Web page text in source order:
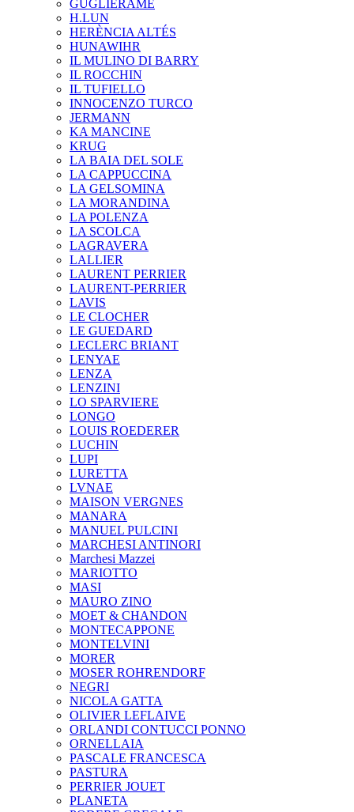
GUGLIERAME
H.LUN
HERÈNCIA ALTÉS
HUNAWIHR
IL MULINO DI BARRY
IL ROCCHIN
IL TUFIELLO
INNOCENZO TURCO
JERMANN
KA MANCINE
KRUG
LA BAIA DEL SOLE
LA CAPPUCCINA
LA GELSOMINA
LA MORANDINA
LA POLENZA
LA SCOLCA
LAGRAVERA
LALLIER
LAURENT PERRIER
LAURENT-PERRIER
LAVIS
LE CLOCHER
LE GUEDARD
LECLERC BRIANT
LENYAE
LENZA
LENZINI
LO SPARVIERE
LONGO
LOUIS ROEDERER
LUCHIN
LUPI
LURETTA
LVNAE
MAISON VERGNES
MANARA
MANUEL PULCINI
MARCHESI ANTINORI
Marchesi Mazzei
MARIOTTO
MASI
MAURO ZINO
MOET & CHANDON
MONTECAPPONE
MONTELVINI
MORER
MOSER ROHRENDORF
NEGRI
NICOLA GATTA
OLIVIER LEFLAIVE
ORLANDI CONTUCCI PONNO
ORNELLAIA
PASCALE FRANCESCA
PASTURA
PERRIER JOUET
PLANETA